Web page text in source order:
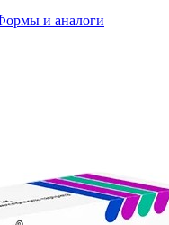
и аналоги